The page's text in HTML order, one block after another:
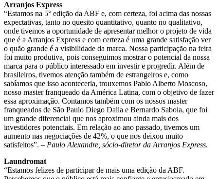
Arranjos Express
“Estamos na 5° edição da ABF e, com certeza, foi acima das nossas
expectativas, tanto no quesito quantitativo, quanto no qualitativo,
onde tivemos a oportunidade de apresentar melhor o projeto de vida
que é a Arranjos Express e com certeza é uma grande satisfação ver
o quão grande é a visibilidade da marca. Nossa participação na feira
foi muito produtiva, pois conseguimos mostrar o potencial da nossa
marca para o público interessado em investir e progredir. Além de
brasileiros, tivemos atenção também de estrangeiros e, como
sabíamos que isso aconteceria, trouxemos Pablo Alberto Moscoso,
nosso master franqueado da América Latina, com o objetivo de fazer
essa aproximação. Contamos também com os nossos master
franqueados de São Paulo Diego Dalia e Bernardo Saboia, que foi
um grande diferencial que nos aproximou ainda mais dos
investidores potenciais. Em relação ao ano passado, tivemos um
aumento nas negociações de 42%, o que nos deixou muito
satisfeitos”. – Paulo Alexandre, sócio-diretor da Arranjos Express.
Laundromat
“Estamos felizes de participar de mais uma edição da ABF.